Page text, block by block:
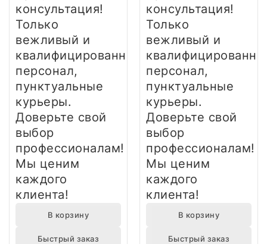
консультация!
Только
вежливый и
квалифицированный
персонал,
пунктуальные
курьеры.
Доверьте свой
выбор
профессионалам!
Мы ценим
каждого
клиента!
В корзину
Быстрый заказ
консультация!
Только
вежливый и
персонал,
пунктуальные
курьеры.
Доверьте свой
выбор
профессионалам!
Мы ценим
каждого
клиента!
В корзину
Быстрый заказ